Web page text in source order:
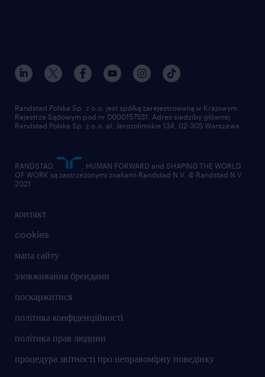
контакт
cookies
мапа сайту
зловживання брендами
поскаржитися
політика конфіденційності
політика прав людини
процедура звітності про неправомірну поведінку
Randstad Polska Sp. z o.o. jest spółką zarejestrowaną w Krajowym
Rejestrze Sądowym pod nr 0000157531. Adres siedziby głównej
Randstad Polska Sp. z o.o. al. Jerozolimskie 134, 02-305 Warszawa.
RANDSTAD,
, HUMAN FORWARD and SHAPING THE WORLD
OF WORK są zastrzeżonymi znakami Randstad N.V. © Randstad N.V
2021